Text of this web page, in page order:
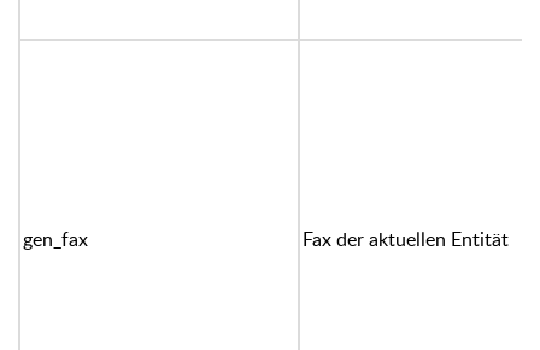
gen_fax Fax der aktuellen Entität